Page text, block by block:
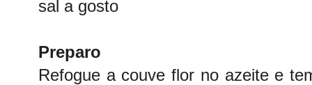
sal a gosto
Preparo
Refogue a couve flor no azeite e